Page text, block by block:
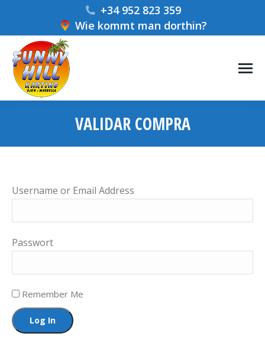
+34 952 823 359
Wie kommt man dorthin?
VALIDAR COMPRA
Username or Email Address
Passwort
Remember Me